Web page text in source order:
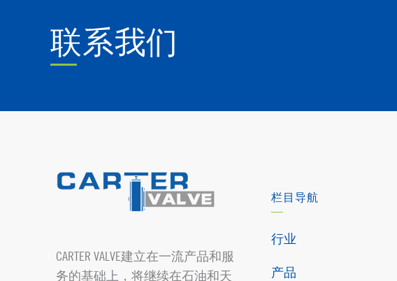
联系我们
CARTER VALVE建立在一流产品和服
务的基础上，将继续在石油和天
栏目导航
行业
产品